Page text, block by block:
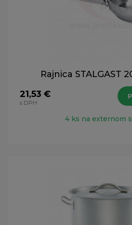
Rajnica STALGAST
21,53 €
s DPH
4 ks na externom